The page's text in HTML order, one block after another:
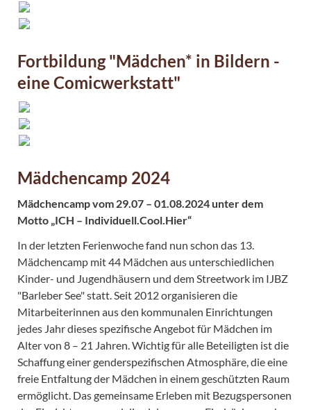
Fortbildung "Mädchen* in Bildern -
eine Comicwerkstatt"
Mädchencamp 2024
Mädchencamp vom 29.07 – 01.08.2024 unter dem
Motto „ICH – Individuell.Cool.Hier“
In der letzten Ferienwoche fand nun schon das 13.
Mädchencamp mit 44 Mädchen aus unterschiedlichen
Kinder- und Jugendhäusern und dem Streetwork im IJBZ
"Barleber See" statt. Seit 2012 organisieren die
Mitarbeiterinnen aus den kommunalen Einrichtungen
jedes Jahr dieses spezifische Angebot für Mädchen im
Alter von 8 – 21 Jahren. Wichtig für alle Beteiligten ist die
Schaffung einer genderspezifischen Atmosphäre, die eine
freie Entfaltung der Mädchen in einem geschützten Raum
ermöglicht. Das gemeinsame Erleben mit Bezugspersonen